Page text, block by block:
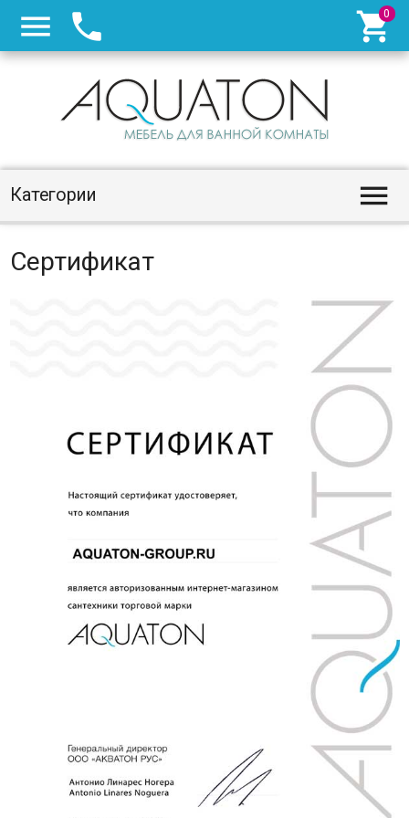
  
Категории 
Сертификат